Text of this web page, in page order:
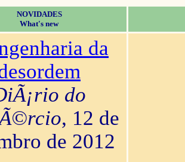
NOVIDADES
What's new
da
do
, 12 de
de 2012